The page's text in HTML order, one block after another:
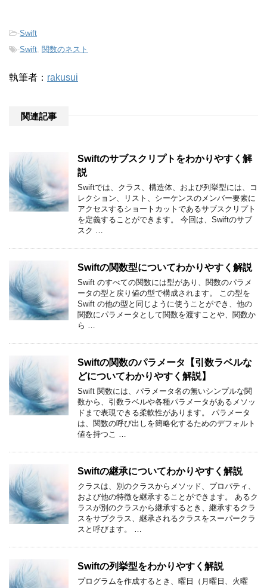
-Swift
-Swift 関数のネスト
執筆者： rakusui
関連記事
Swiftのサブスクリプトをわかりやすく解
説
Swiftでは、クラス、構造体、および列挙型には、コ
レクション、リスト、シーケンスのメンバー要素に
アクセスするショートカットであるサブスクリプト
を定義することができます。 今回は、Swiftのサブ
スク …
Swiftの関数型についてわかりやすく解説
Swift のすべての関数には型があり、関数のパラメ
ータの型と戻り値の型で構成されます。 この型を
Swift の他の型と同じように使うことができ、他の
関数にパラメータとして関数を渡すことや、関数か
ら …
Swiftの関数のパラメータ【引数ラベルな
どについてわかりやすく解説】
Swift 関数には、パラメータ名の無いシンプルな関
数から、引数ラベルや各種パラメータがあるメソッ
ドまで表現できる柔軟性があります。 パラメータ
は、関数の呼び出しを簡略化するためのデフォルト
値を持つこ …
Swiftの継承についてわかりやすく解説
クラスは、別のクラスからメソッド、プロパティ、
および他の特徴を継承することができます。 あるク
ラスが別のクラスから継承するとき、継承するクラ
スをサブクラス、継承されるクラスをスーパークラ
スと呼びます。 …
Swiftの列挙型をわかりやすく解説
プログラムを作成するとき、曜日（月曜日、火曜